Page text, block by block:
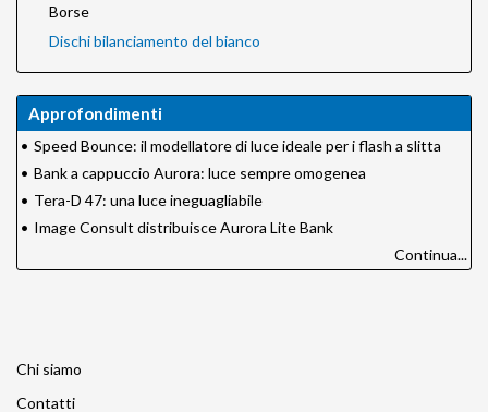
Borse
Dischi bilanciamento del bianco
Approfondimenti
• Speed Bounce: il modellatore di luce ideale per i flash a slitta
• Bank a cappuccio Aurora: luce sempre omogenea
• Tera-D 47: una luce ineguagliabile
• Image Consult distribuisce Aurora Lite Bank
Continua...
Chi siamo
Contatti